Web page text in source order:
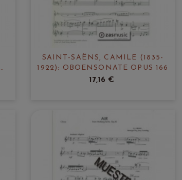
SAINT-SAËNS, CAMILE (1835-
1922): OBOENSONATE OPUS 166
17,16 €